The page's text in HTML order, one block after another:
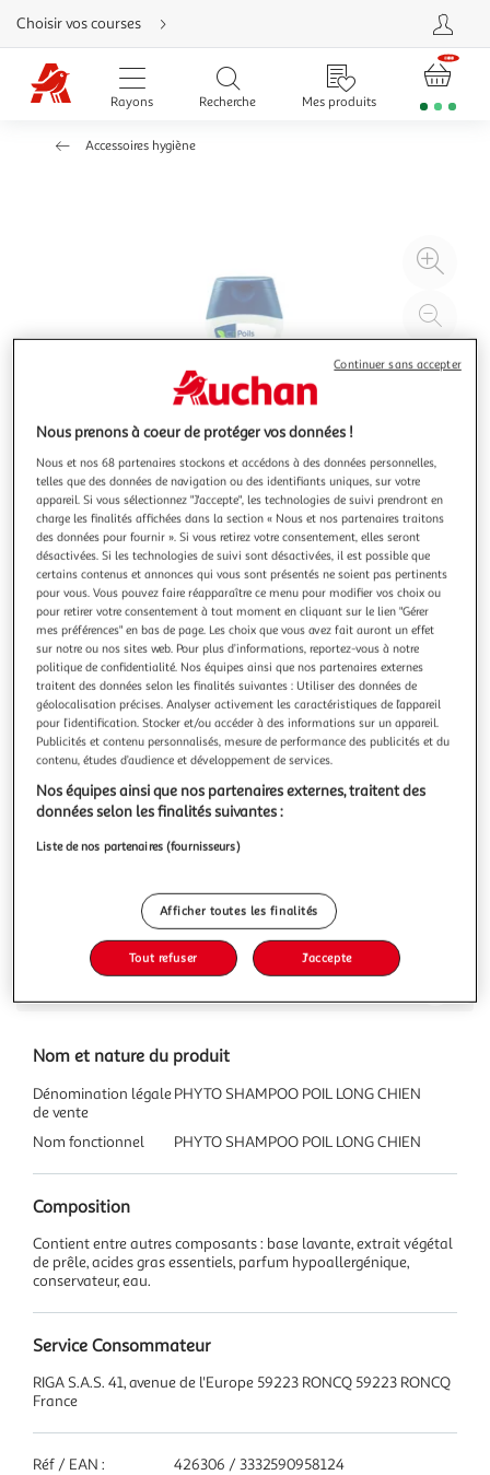
Aller
directement
au
contenu
Aller
directement
Aller
Choisir vos courses
Rayons Recherche Mes produits
Accessoires hygiène
à
PHYTOSOIN
Shampooing à la prêle tonifiante pour chien poils
longs
Le shampooing Phytosoin Poils Longs a été spécialement
conçu sous contrôle pharmaceutique pour vous aider à
laver et démêler vos compagnons aux longs poils. Formulé
sans colorant, silicone ou parabène et avec un parfum
hypoallergénique, il est naturellement doux pour la peau
de votre animal. L’assoc
En savoir +
250ml
Afficher le prix
Nom et nature du produit
Dénomination légale
de vente
PHYTO SHAMPOO POIL LONG CHIEN
Nom fonctionnel PHYTO SHAMPOO POIL LONG CHIEN
Composition
Contient entre autres composants : base lavante, extrait végétal
de prêle, acides gras essentiels, parfum hypoallergénique,
conservateur, eau.
Service Consommateur
RIGA S.A.S. 41, avenue de l'Europe 59223 RONCQ 59223 RONCQ
France
Réf / EAN : 426306 / 3332590958124
Nous prenons à coeur de protéger vos données !
Nous et nos 68 partenaires stockons et accédons à des données personnelles,
telles que des données de navigation ou des identifiants uniques, sur votre
appareil. Si vous sélectionnez "J'accepte", les technologies de suivi prendront en
charge les finalités affichées dans la section « Nous et nos partenaires traitons
des données pour fournir ». Si vous retirez votre consentement, elles seront
désactivées. Si les technologies de suivi sont désactivées, il est possible que
certains contenus et annonces qui vous sont présentés ne soient pas pertinents
pour vous. Vous pouvez faire réapparaître ce menu pour modifier vos choix ou
pour retirer votre consentement à tout moment en cliquant sur le lien "Gérer
mes préférences" en bas de page. Les choix que vous avez fait auront un effet
sur notre ou nos sites web. Pour plus d’informations, reportez-vous à notre
politique de confidentialité. Nos équipes ainsi que nos partenaires externes
traitent des données selon les finalités suivantes : Utiliser des données de
géolocalisation précises. Analyser activement les caractéristiques de l’appareil
pour l’identification. Stocker et/ou accéder à des informations sur un appareil.
Publicités et contenu personnalisés, mesure de performance des publicités et du
contenu, études d’audience et développement de services.
Nos équipes ainsi que nos partenaires externes, traitent des
données selon les finalités suivantes :
Liste de nos partenaires (fournisseurs)
Afficher toutes les finalités
Tout refuser J'accepte
Continuer sans accepter